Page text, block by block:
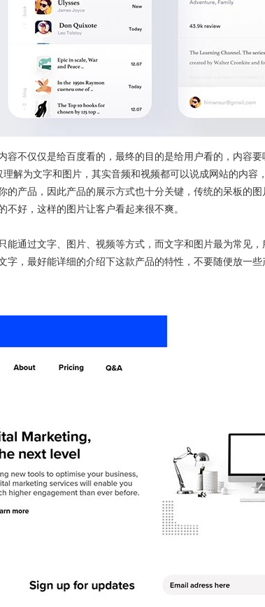
容不仅仅是给百度看的，最终的目的是给用户看的，内容
解为文字和图片，其实音频和视频都可以说成网站的内容
的产品，因此产品的展示方式也十分关键，传统的呆板的
好，这样的图片让客户看起来很不爽。
能通过文字、图片、视频等方式，而文字和图片最为常见
字，最好能详细的介绍下这款产品的特性，不要随便放一